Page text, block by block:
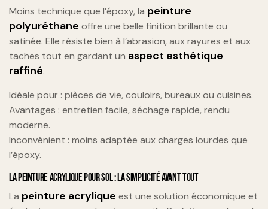
Moins technique que l’époxy, la peinture
polyuréthane offre une belle finition brillante ou
satinée. Elle résiste bien à l’abrasion, aux rayures et aux
taches tout en gardant un aspect esthétique
raffiné.
Idéale pour : pièces de vie, couloirs, bureaux ou cuisines.
Avantages : entretien facile, séchage rapide, rendu
moderne.
Inconvénient : moins adaptée aux charges lourdes que
l’époxy.
LA PEINTURE ACRYLIQUE POUR SOL : LA SIMPLICITÉ AVANT TOUT
La peinture acrylique est une solution économique et